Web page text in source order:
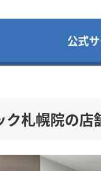
公式
ク札幌院の